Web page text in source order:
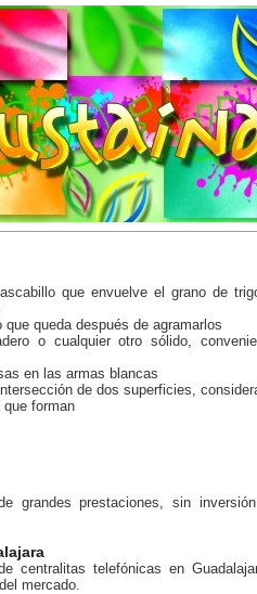
que envuelve el grano de
queda después de agramarlos
o cualquier otro sólido,
en las armas blancas
de dos superficies,
que forman
grandes prestaciones, sin
centralitas telefónicas en
mercado.